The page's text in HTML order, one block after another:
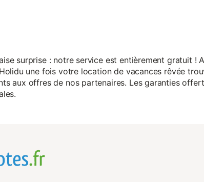
surprise : notre service est entièrement gratuit !
une fois votre location de vacances rêvée
aux offres de nos partenaires. Les garanties